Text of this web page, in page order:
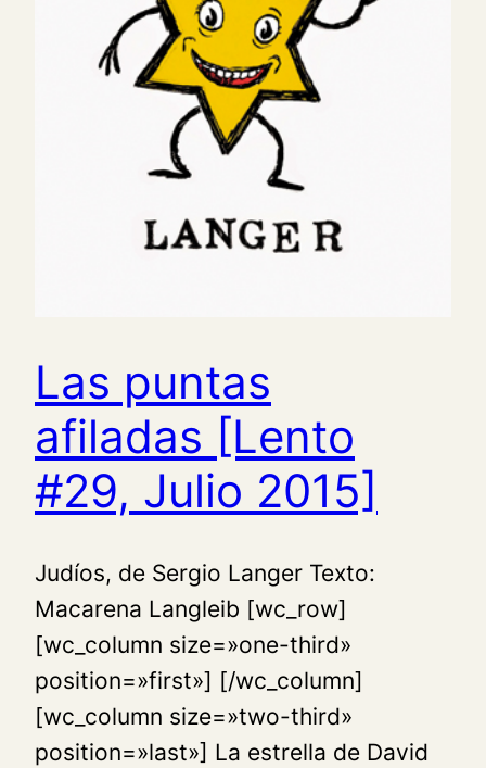
Las puntas
afiladas [Lento
#29, Julio 2015]
Judíos, de Sergio Langer Texto:
Macarena Langleib [wc_row]
[wc_column size=»one-third»
position=»first»] [/wc_column]
[wc_column size=»two-third»
position=»last»] La estrella de David